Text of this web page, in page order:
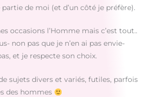
partie de moi (et d’un côté je préfère).
occasions l’Homme mais c’est tout..
non pas que je n’en ai pas envie-
et je respecte son choix.
sujets divers et variés, futiles, parfois
des hommes